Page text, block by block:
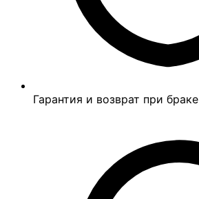
Гарантия и возврат при браке